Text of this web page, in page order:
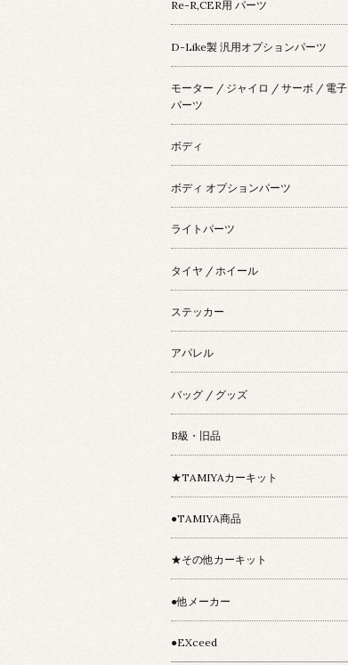
Re-R,CER用 パーツ
D-Like製 汎用オプションパーツ
モーター / ジャイロ / サーボ / 電子
パーツ
ボディ
ボディ オプションパーツ
ライトパーツ
タイヤ / ホイール
ステッカー
アパレル
バッグ / グッズ
B級・旧品
★TAMIYAカーキット
●TAMIYA商品
★その他カーキット
●他メーカー
●EXceed